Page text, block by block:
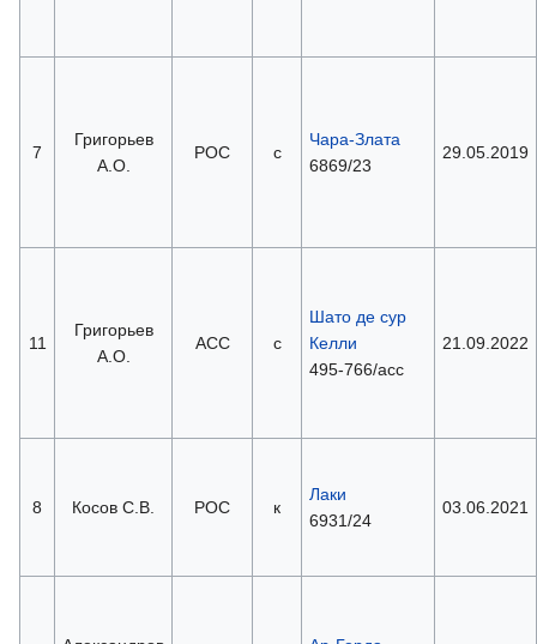
7
Григорьев
А.О.
РОС с
Чара-Злата
6869/23
29.05.2019
11
Григорьев
А.О.
АСС с
Шато де сур
Келли
495-766/асс
21.09.2022
8 Косов С.В. РОС к
Лаки
6931/24
03.06.2021